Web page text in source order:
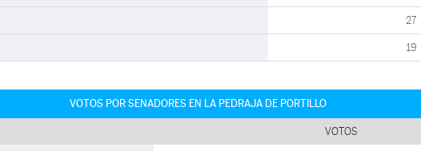
27
19
VOTOS POR SENADORES EN LA PEDRAJA DE PORTILLO
VOTOS